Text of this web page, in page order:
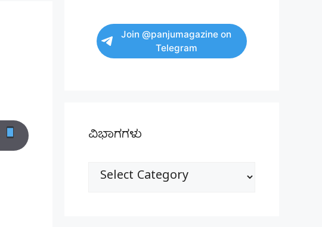
Join @panjumagazine on
Telegram
ವಿಭಾಗಗಳು
ವಿಭಾಗಗಳು